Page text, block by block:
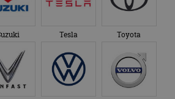
Tesla Toyota